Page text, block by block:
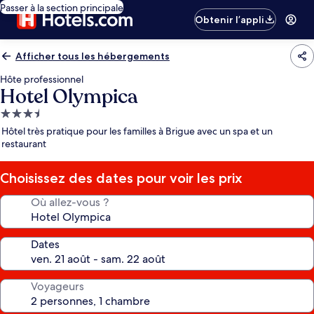
Passer à la section principale
Obtenir l’appli
Afficher tous les hébergements
Hôte professionnel
Hotel Olympica
Hébergement
3.5 étoiles
Hôtel très pratique pour les familles à Brigue avec un spa et un
restaurant
Choisissez des dates pour voir les prix
Où allez-vous ?
Dates
Voyageurs